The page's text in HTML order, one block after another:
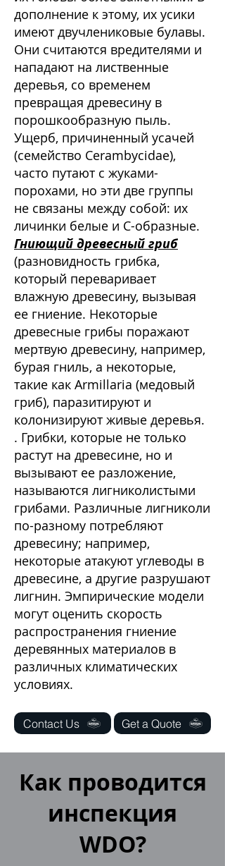
дополнение к этому, их усики
имеют двучлениковые булавы.
Они считаются вредителями и
нападают на лиственные
деревья, со временем
превращая древесину в
порошкообразную пыль.
Ущерб, причиненный усачей
(семейство Cerambycidae),
часто путают с жуками-
порохами, но эти две группы
не связаны между собой: их
личинки белые и С-образные.
Гниющий древесный гриб
(разновидность грибка,
который переваривает
влажную древесину, вызывая
ее гниение. Некоторые
древесные грибы поражают
мертвую древесину, например,
бурая гниль, а некоторые,
такие как Armillaria (медовый
гриб), паразитируют и
колонизируют живые деревья.
. Грибки, которые не только
растут на древесине, но и
вызывают ее разложение,
называются лигниколистыми
грибами. Различные лигниколи
по-разному потребляют
древесину; например,
некоторые атакуют углеводы в
древесине, а другие разрушают
лигнин. Эмпирические модели
могут оценить скорость
распространения гниение
деревянных материалов в
различных климатических
условиях.
Contact Us Get a Quote
Как проводится
инспекция
WDO?